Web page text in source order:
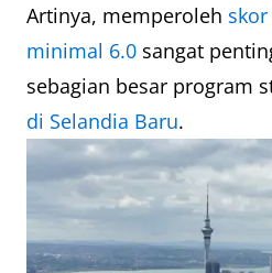
Artinya, memperoleh skor
minimal 6.0 sangat
sebagian besar program
di Selandia Baru.